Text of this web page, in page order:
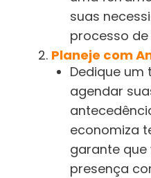
suas
processo
Planeje com
Dedique
agendar
economiza
garante
presença